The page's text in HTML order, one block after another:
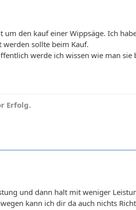
den kauf einer Wippsäge. Ich
werden sollte beim Kauf.
werde ich wissen wie man sie
Erfolg.
und dann halt mit weniger
kann ich dir da auch nichts